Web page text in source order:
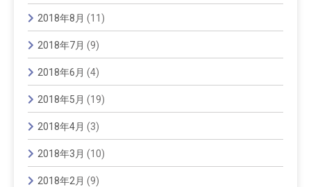
2018年8月 (11)
2018年7月 (9)
2018年6月 (4)
2018年5月 (19)
2018年4月 (3)
2018年3月 (10)
2018年2月 (9)